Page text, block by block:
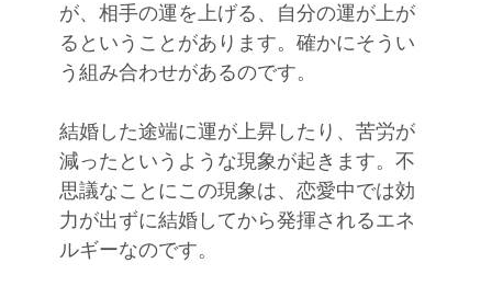
が、相手の運を上げる、自分の運が上が
るということがあります。確かにそうい
う組み合わせがあるのです。
結婚した途端に運が上昇したり、苦労が
減ったというような現象が起きます。不
思議なことにこの現象は、恋愛中では効
力が出ずに結婚してから発揮されるエネ
ルギーなのです。